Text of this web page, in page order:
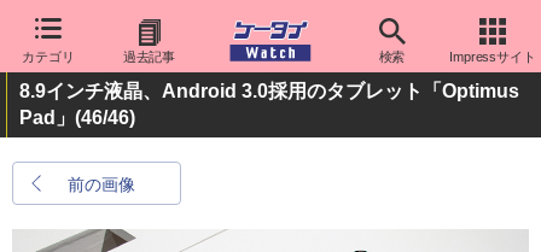
カテゴリ 過去記事 検索 Impressサイト
8.9インチ液晶、Android 3.0採用のタブレット「Optimus
Pad」 (46/46)
前の画像